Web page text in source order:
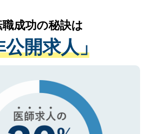
報の取り扱いについての厳密な
満たした事業者のみに付与され
バシーマークを取得済みです。
だいた個人情報は、SSL（デー
持に関してもご安心ください。
、現在の医療機関の状況や紹介
えながら、適切なアドバイスを
だきます。すぐにご転職をされ
、長期的なサポートが可能です
はご登録ください。
成功の秘訣は
公開求人」